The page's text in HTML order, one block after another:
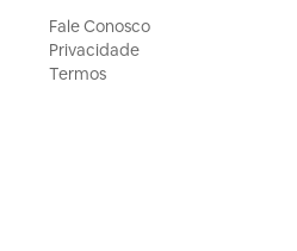
Fale Conosco
Privacidade
Termos